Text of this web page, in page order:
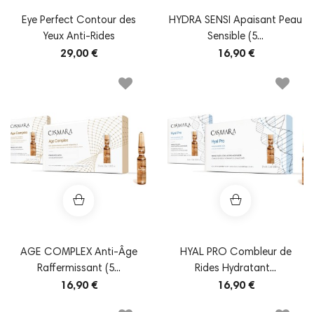
Eye Perfect Contour des
Yeux Anti-Rides
29,00 €
HYDRA SENSI Apaisant Peau
Sensible (5...
16,90 €
AGE COMPLEX Anti-Âge
Raffermissant (5...
16,90 €
HYAL PRO Combleur de
Rides Hydratant...
16,90 €